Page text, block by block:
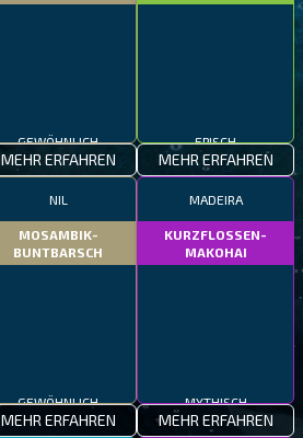
GEWÖHNLICH
MEHR ERFAHREN
EPISCH
MEHR ERFAHREN
NIL
MOSAMBIK-
BUNTBARSCH
GEWÖHNLICH
MEHR ERFAHREN
MADEIRA
KURZFLOSSEN-
MAKOHAI
MYTHISCH
MEHR ERFAHREN